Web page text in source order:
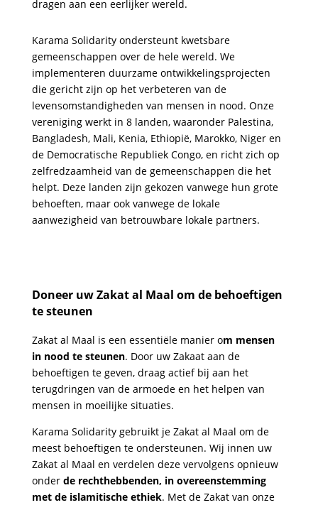
dragen aan een eerlijker wereld.
Karama Solidarity ondersteunt kwetsbare
gemeenschappen over de hele wereld. We
implementeren duurzame ontwikkelingsprojecten
die gericht zijn op het verbeteren van de
levensomstandigheden van mensen in nood. Onze
vereniging werkt in 8 landen, waaronder Palestina,
Bangladesh, Mali, Kenia, Ethiopië, Marokko, Niger en
de Democratische Republiek Congo, en richt zich op
zelfredzaamheid van de gemeenschappen die het
helpt. Deze landen zijn gekozen vanwege hun grote
behoeften, maar ook vanwege de lokale
aanwezigheid van betrouwbare lokale partners.
Doneer uw Zakat al Maal om de behoeftigen
te steunen
Zakat al Maal is een essentiële manier om mensen
in nood te steunen. Door uw Zakaat aan de
behoeftigen te geven, draag actief bij aan het
terugdringen van de armoede en het helpen van
mensen in moeilijke situaties.
Karama Solidarity gebruikt je Zakat al Maal om de
meest behoeftigen te ondersteunen. Wij innen uw
Zakat al Maal en verdelen deze vervolgens opnieuw
onder de rechthebbenden, in overeenstemming
met de islamitische ethiek. Met de Zakat van onze